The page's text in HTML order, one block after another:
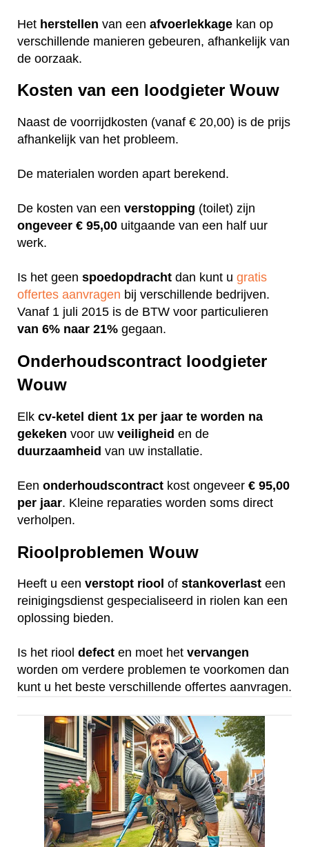
Het herstellen van een afvoerlekkage kan op
verschillende manieren gebeuren, afhankelijk van
de oorzaak.
Kosten van een loodgieter Wouw
Naast de voorrijdkosten (vanaf € 20,00) is de prijs
afhankelijk van het probleem.
De materialen worden apart berekend.
De kosten van een verstopping (toilet) zijn
ongeveer € 95,00 uitgaande van een half uur
werk.
Is het geen spoedopdracht dan kunt u gratis
offertes aanvragen bij verschillende bedrijven.
Vanaf 1 juli 2015 is de BTW voor particulieren
van 6% naar 21% gegaan.
Onderhoudscontract loodgieter
Wouw
Elk cv-ketel dient 1x per jaar te worden na
gekeken voor uw veiligheid en de
duurzaamheid van uw installatie.
Een onderhoudscontract kost ongeveer € 95,00
per jaar. Kleine reparaties worden soms direct
verholpen.
Rioolproblemen Wouw
Heeft u een verstopt riool of stankoverlast een
reinigingsdienst gespecialiseerd in riolen kan een
oplossing bieden.
Is het riool defect en moet het vervangen
worden om verdere problemen te voorkomen dan
kunt u het beste verschillende offertes aanvragen.